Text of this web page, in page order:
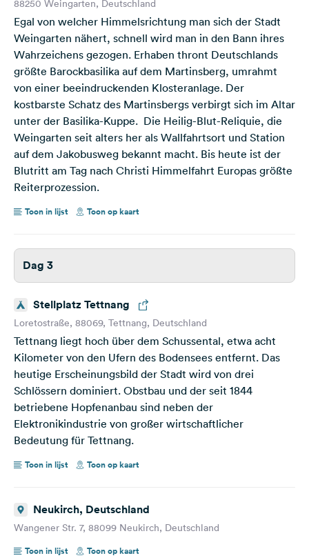
88250 Weingarten, Deutschland
Egal von welcher Himmelsrichtung man sich der Stadt
Weingarten nähert, schnell wird man in den Bann ihres
Wahrzeichens gezogen. Erhaben thront Deutschlands
größte Barockbasilika auf dem Martinsberg, umrahmt
von einer beeindruckenden Klosteranlage. Der
kostbarste Schatz des Martinsbergs verbirgt sich im Altar
unter der Basilika-Kuppe. Die Heilig-Blut-Reliquie, die
Weingarten seit alters her als Wallfahrtsort und Station
auf dem Jakobusweg bekannt macht. Bis heute ist der
Blutritt am Tag nach Christi Himmelfahrt Europas größte
Reiterprozession.
Toon in lijst Toon op kaart
Dag 3
Stellplatz Tettnang
Loretostraße, 88069, Tettnang, Deutschland
Tettnang liegt hoch über dem Schussental, etwa acht
Kilometer von den Ufern des Bodensees entfernt. Das
heutige Erscheinungsbild der Stadt wird von drei
Schlössern dominiert. Obstbau und der seit 1844
betriebene Hopfenanbau sind neben der
Elektronikindustrie von großer wirtschaftlicher
Bedeutung für Tettnang.
Toon in lijst Toon op kaart
Neukirch, Deutschland
Wangener Str. 7, 88099 Neukirch, Deutschland
Toon in lijst
Toon op kaart